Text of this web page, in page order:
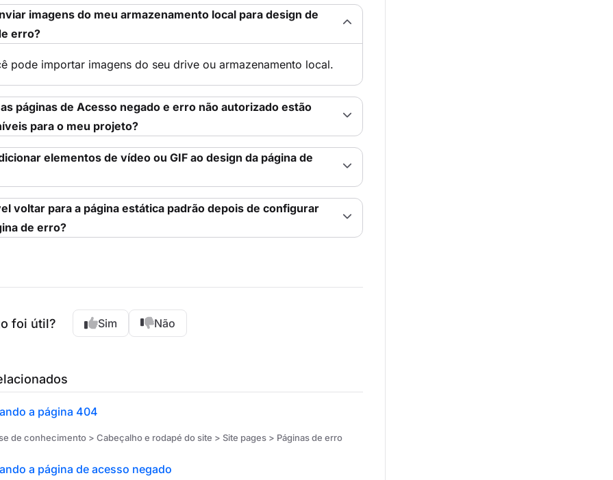
imagens do meu armazenamento local para design de
erro?
pode importar imagens do seu drive ou armazenamento local.
páginas de Acesso negado e erro não autorizado estão
para o meu projeto?
elementos de vídeo ou GIF ao design da página de
voltar para a página estática padrão depois de configurar
de erro?
foi útil? Sim Não
a página 404
de conhecimento > Cabeçalho e rodapé do site > Site pages > Páginas de erro
a página de acesso negado